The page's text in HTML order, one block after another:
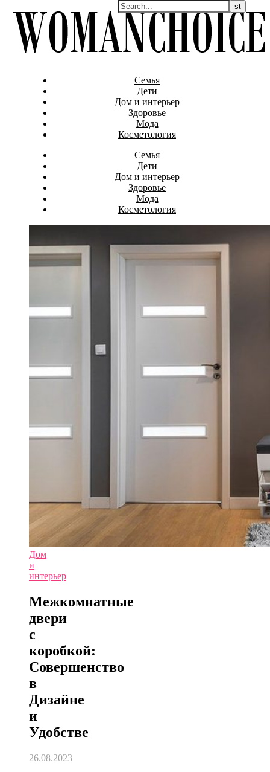
Семья
Дети
Дом и интерьер
Здоровье
Мода
Косметология
Семья
Дети
Дом и интерьер
Здоровье
Мода
Косметология
Дом
и
интерьер
Межкомнатные
двери
с
коробкой:
Совершенство
в
Дизайне
и
Удобстве
26.08.2023